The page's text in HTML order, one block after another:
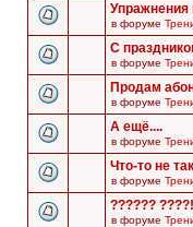
Упражнения
в форуме
С
в форуме
Продам
в форуме
А ещё....
в форуме
Что-то не
в форуме
?????? ????!
в форуме